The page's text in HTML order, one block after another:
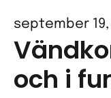
september 19,
och i